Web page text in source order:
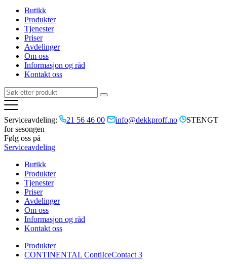
Butikk
Produkter
Tjenester
Priser
Avdelinger
Om oss
Informasjon og råd
Kontakt oss
Serviceavdeling: 21 56 46 00 info@dekkproff.no
STENGT
for sesongen
Følg oss på
Serviceavdeling
Butikk
Produkter
Tjenester
Priser
Avdelinger
Om oss
Informasjon og råd
Kontakt oss
Produkter
CONTINENTAL ContiIceContact 3